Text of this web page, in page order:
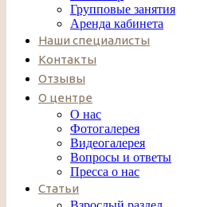
Групповые занятия
Аренда кабинета
Наши специалисты
Контакты
Отзывы
О центре
О нас
Фотогалерея
Видеогалерея
Вопросы и ответы
Пресса о нас
Статьи